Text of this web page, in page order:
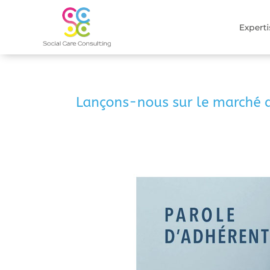
Lançons-nous sur le marché